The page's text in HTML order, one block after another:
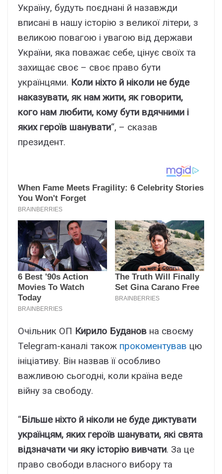
Україну, будуть поєднані й назавжди
вписані в нашу історію з великої літери, з
великою повагою і увагою від держави
України, яка поважає себе, цінує своїх та
захищає своє – своє право бути
українцями. Коли ніхто й ніколи не буде
наказувати, як нам жити, як говорити,
кого нам любити, кому бути вдячними і
яких героїв шанувати“, – сказав
президент.
Очільник ОП Кирило Буданов на своєму
Telegram-каналі також прокоментував цю
ініціативу. Він назвав її особливо
важливою сьогодні, коли країна веде
війну за свободу.
“Більше ніхто й ніколи не буде диктувати
українцям, яких героїв шанувати, які свята
відзначати чи яку історію вивчати. За це
право свободи власного вибору та